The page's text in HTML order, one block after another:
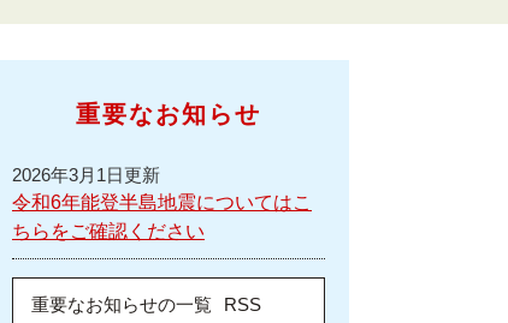
重要なお知らせ
2026年3月1日更新
令和6年能登半島地震についてはこ
ちらをご確認ください
重要なお知らせの一覧 RSS